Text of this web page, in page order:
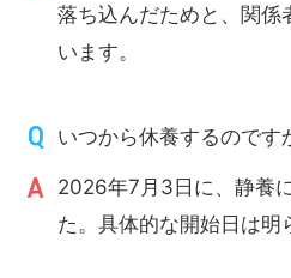
落ち込んだためと、関係
います。
いつから休養するのです
2026年7月3日に、静養
た。具体的な開始日は明